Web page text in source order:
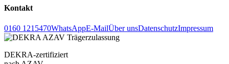
Kontakt
0160 1215470WhatsAppE-MailÜber unsDatenschutzImpressum
DEKRA-zertifiziert